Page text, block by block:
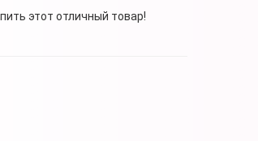
этот отличный товар!